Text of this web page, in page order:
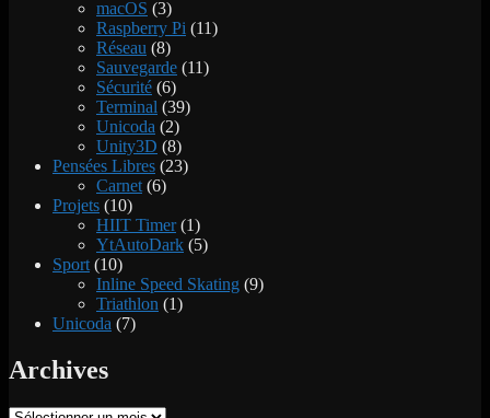
macOS (3)
Raspberry Pi (11)
Réseau (8)
Sauvegarde (11)
Sécurité (6)
Terminal (39)
Unicoda (2)
Unity3D (8)
Pensées Libres (23)
Carnet(6)
Projets (10)
HIIT Timer(1)
YtAutoDark (5)
Sport(10)
Inline Speed Skating (9)
Triathlon (1)
Unicoda (7)
Archives